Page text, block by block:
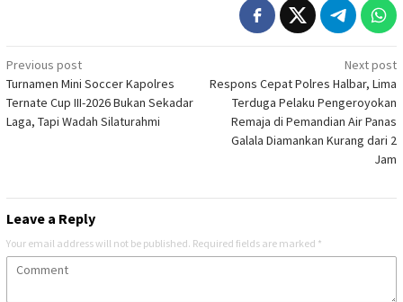
Post
navigation
Previous post
Turnamen Mini Soccer Kapolres
Ternate Cup III-2026 Bukan Sekadar
Laga, Tapi Wadah Silaturahmi
Next post
Respons Cepat Polres Halbar, Lima
Terduga Pelaku Pengeroyokan
Remaja di Pemandian Air Panas
Galala Diamankan Kurang dari 2
Jam
Leave a Reply
Your email address will not be published. Required fields are marked *